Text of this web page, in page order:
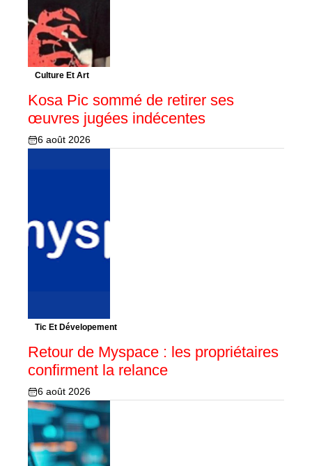
Culture Et Art
Kosa Pic sommé de retirer ses
œuvres jugées indécentes
6 août 2026
Tic Et Dévelopement
Retour de Myspace : les propriétaires
confirment la relance
6 août 2026